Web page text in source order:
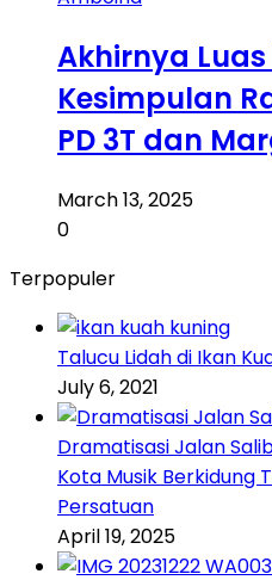
Akhirnya
Kesimpulan
PD 3T dan
March 13, 2025
0
Terpopuler
Talucu Lidah di Ikan
July 6, 2021
Dramatisasi Jalan
Kota Musik Berkidung
Persatuan
April 19, 2025